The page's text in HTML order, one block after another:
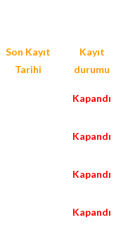
Son Kayıt
Tarihi
Kayıt
durumu
Kapandı
Kapandı
Kapandı
Kapandı